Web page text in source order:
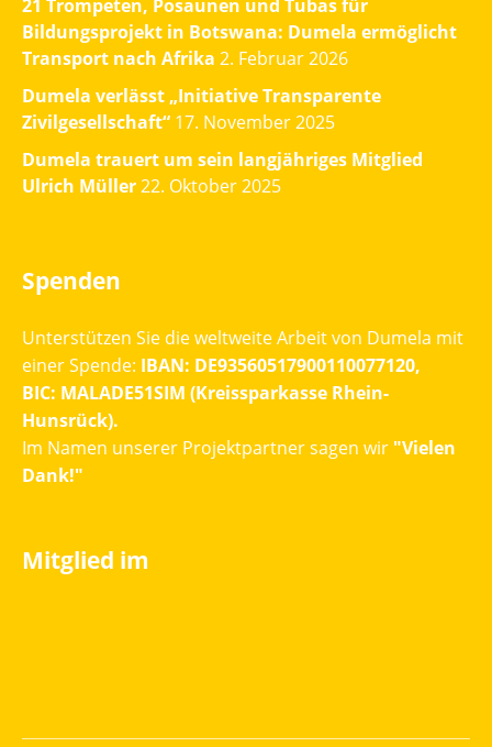
21 Trompeten, Posaunen und Tubas für
Bildungsprojekt in Botswana: Dumela ermöglicht
Transport nach Afrika 2. Februar 2026
Dumela verlässt „Initiative Transparente
Zivilgesellschaft“ 17. November 2025
Dumela trauert um sein langjähriges Mitglied
Ulrich Müller22. Oktober 2025
Spenden
Unterstützen Sie die weltweite Arbeit von Dumela mit
einer Spende: IBAN: DE93560517900110077120,
BIC: MALADE51SIM (Kreissparkasse Rhein-
Hunsrück).
Im Namen unserer Projektpartner sagen wir "Vielen
Dank!"
Mitglied im